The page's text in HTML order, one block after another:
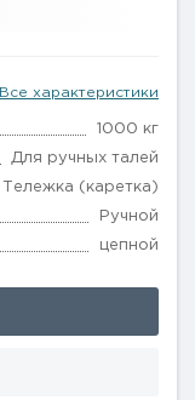
Все характеристики
1000 кг
Для ручных талей
Тележка (каретка)
Ручной
цепной